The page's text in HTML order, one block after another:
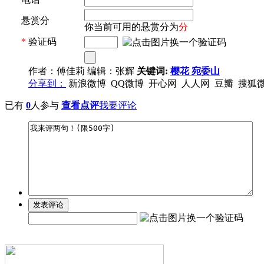
悬赏分
你当前可用的悬赏分为分
* 验证码
作者：傅佳莉 编辑：张辉 关键词: 樱花宛委山
分享到：
新浪微博 QQ微博 开心网 人人网 豆瓣 搜狐
已有 0人参与 查看点评我要评论